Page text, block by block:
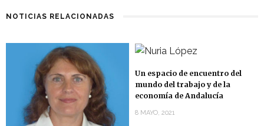
NOTICIAS RELACIONADAS
Un espacio de encuentro del
mundo del trabajo y de la
economía de Andalucía
8 MAYO, 2021